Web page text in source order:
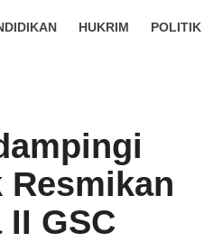
HUKRIM POLITIK
Resmikan
GSC